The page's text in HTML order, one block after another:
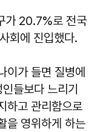
가 20.7%로 전국
회에 진입했다.
이가 들면 질병에
들보다 느리기
하고 관리함으로
을 영위하게 하는